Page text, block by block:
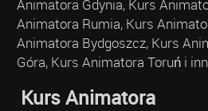
Animatora Gdynia, Kurs
Animatora Rumia, Kurs
Animatora Bydgoszcz, Kurs
Góra, Kurs Animatora Toruń i
Kurs Animatora